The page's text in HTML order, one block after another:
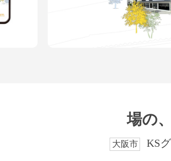
場の
大阪市 KS